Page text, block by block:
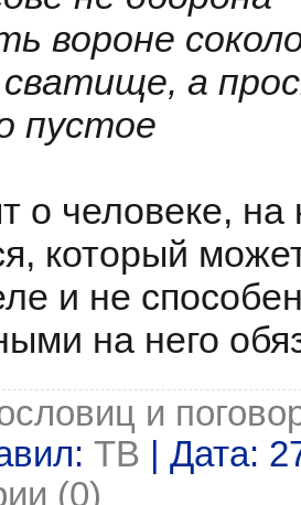
вороне
а
пустое
о человеке, на
который
и не
на него
и
ТВ | Дата:
(0)